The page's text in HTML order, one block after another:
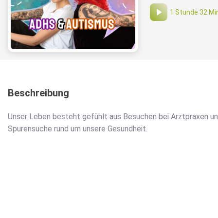
1 Stunde 32
Beschreibung
Unser Leben besteht gefühlt aus Besuchen bei Arztpraxen
Spurensuche rund um unsere Gesundheit.